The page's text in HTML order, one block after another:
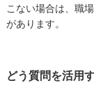
こない場合は、職
があります。
どう質問を活用